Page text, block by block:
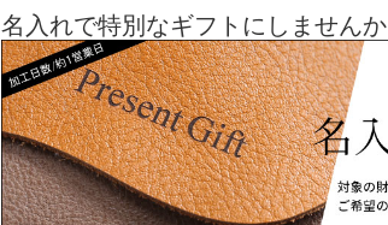
名入れで特別なギフトにしませんか